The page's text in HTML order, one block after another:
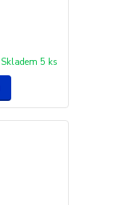
Skladem 5 ks